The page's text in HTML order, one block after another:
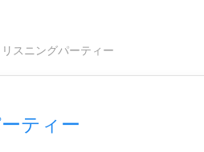
リスニングパーティー
ティー